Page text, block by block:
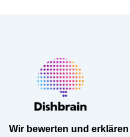
Wir bewerten und